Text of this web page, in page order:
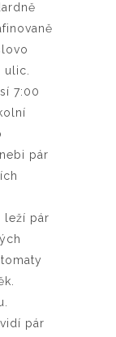
7:00
pár
leží pár
pár